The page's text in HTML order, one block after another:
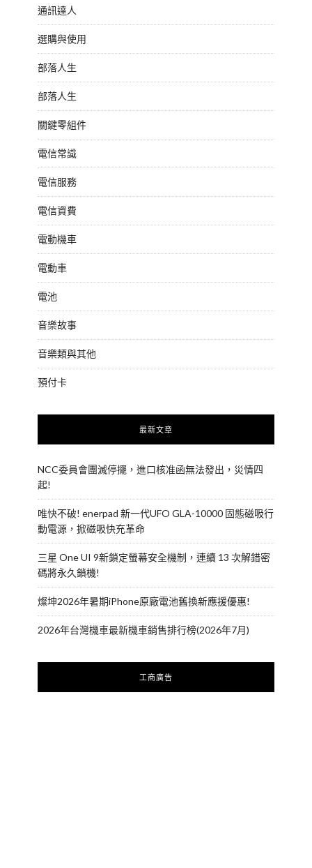
通訊達人
選購與使用
部落人生
部落人生
關鍵零組件
電信常識
電信服務
電信資費
電動機車
電動車
電池
音樂故事
音樂類與其他
預付卡
最新文章
NCC委員會團滅停擺，進口核准函無法發出，災情四
起!
唯快不破! enerpad 新一代UFO GLA-10000 固態磁吸行
動電源，掀磁吸快充革命
三星 One UI 9新鎖定螢幕安全機制，連續 13 次解錯密
碼將永久鎖機!
燦坤2026年暑期iPhone原廠電池舊換新應援優惠!
2026年台灣機車最新機車銷售排行榜(2026年7月)
工商廣告